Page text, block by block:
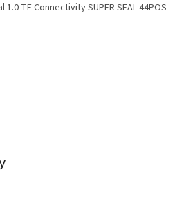
TE Connectivity SUPER SEAL 44POS